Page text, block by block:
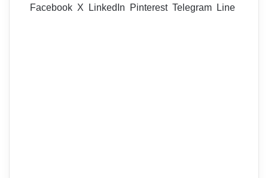
Facebook X LinkedIn Pinterest Telegram Line